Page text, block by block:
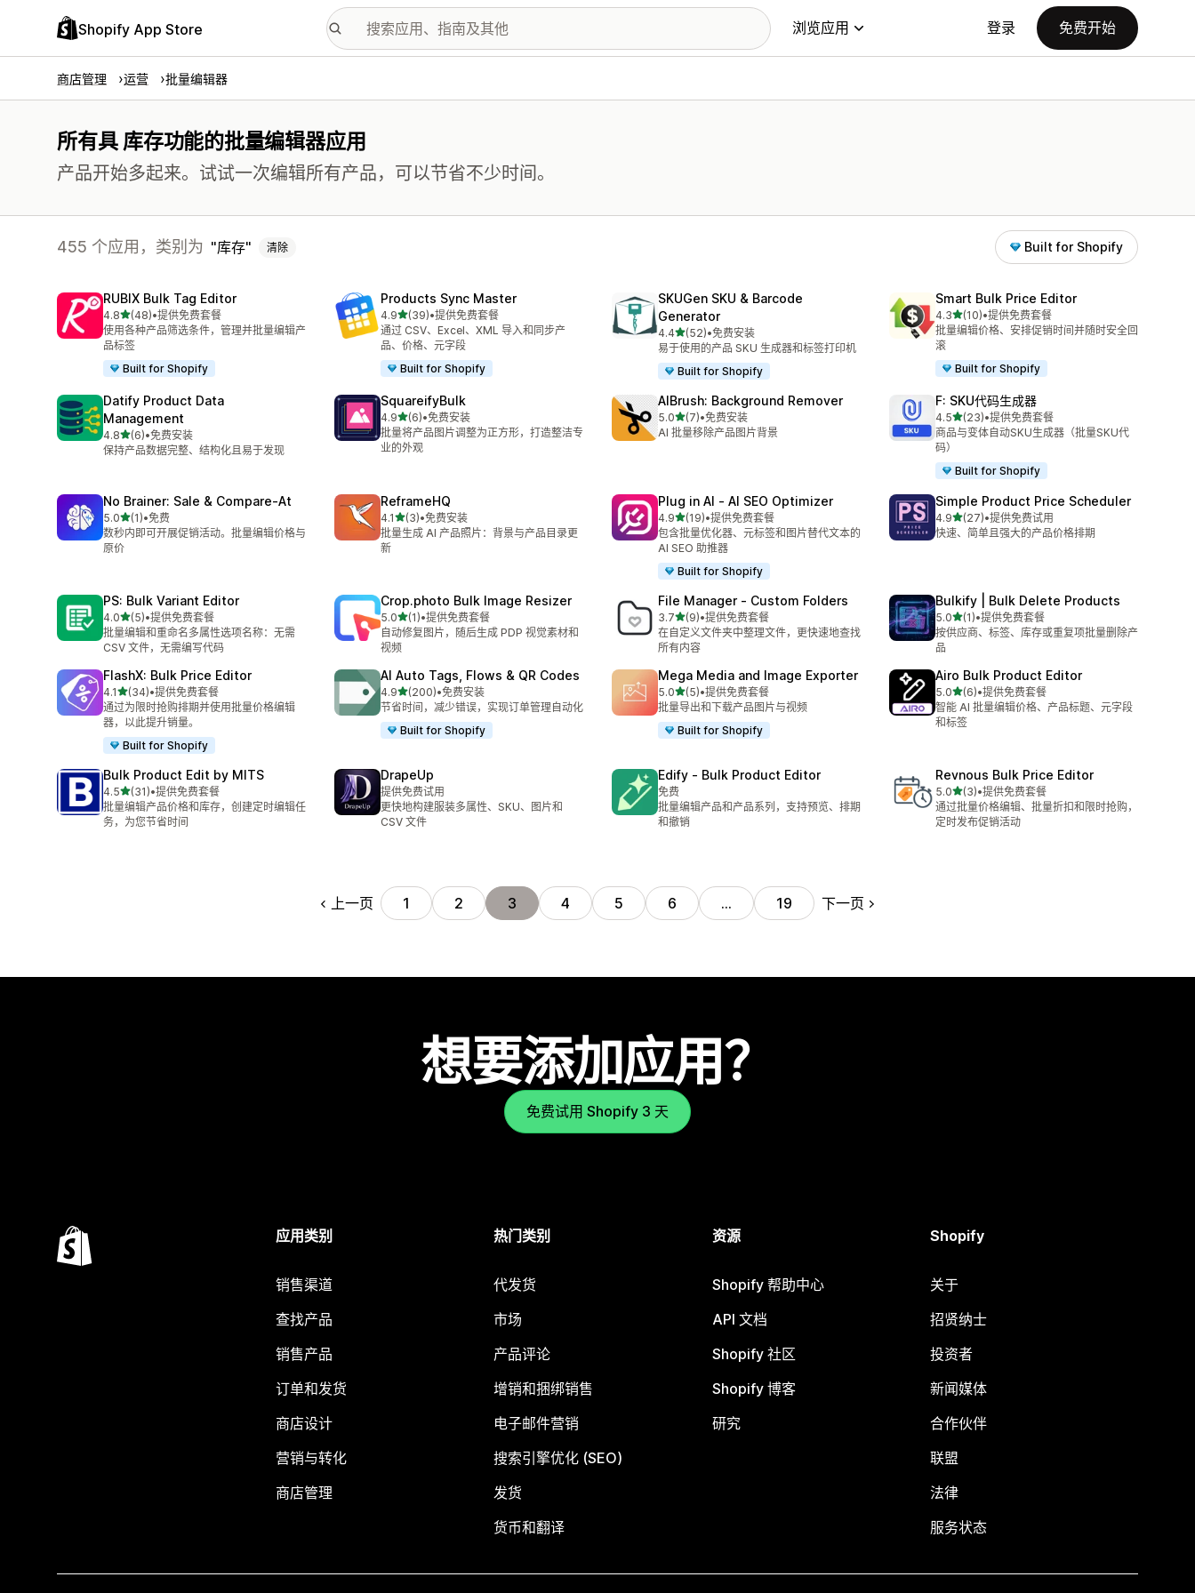
Shopify App Store 浏览应用 登录 免费开始
商店管理 运营 批量编辑器
所有具 库存功能的批量编辑器应用
产品开始多起来。试试一次编辑所有产品，可以节省不少时间。
455 个应用，类别为 库存 清除 Built for Shopify
RUBIX Bulk Tag Editor
4.8星（满分 5 星）
(48)
总共 48 条评论
•提供免费套餐
使用各种产品筛选条件，管理并批量编辑产
品标签
Built for Shopify
Products Sync Master
4.9星（满分 5 星）
(39)
总共 39 条评论
•提供免费套餐
通过 CSV、Excel、XML 导入和同步产
品、价格、元字段
Built for Shopify
SKUGen SKU & Barcode
Generator
4.4星（满分 5 星）
(52)
总共 52 条评论
•免费安装
易于使用的产品 SKU 生成器和标签打印机
Built for Shopify
Smart Bulk Price Editor
4.3星（满分 5 星）
(10)
总共 10 条评论
•提供免费套餐
批量编辑价格、安排促销时间并随时安全回
滚
Built for Shopify
Datify Product Data
Management
4.8星（满分 5 星）
(6)
总共 6 条评论
•免费安装
保持产品数据完整、结构化且易于发现
SquareifyBulk
4.9星（满分 5 星）
(6)
总共 6 条评论
•免费安装
批量将产品图片调整为正方形，打造整洁专
业的外观
AIBrush: Background Remover
5.0星（满分 5 星）
(7)
总共 7 条评论
•免费安装
AI 批量移除产品图片背景
F: SKU代码生成器
4.5星（满分 5 星）
(23)
总共 23 条评论
•提供免费套餐
商品与变体自动SKU生成器（批量SKU代
码）
Built for Shopify
No Brainer: Sale & Compare‑At
5.0星（满分 5 星）
(1)
总共 1 条评论
•免费
数秒内即可开展促销活动。批量编辑价格与
原价
ReframeHQ
4.1星（满分 5 星）
(3)
总共 3 条评论
•免费安装
批量生成 AI 产品照片：背景与产品目录更
新
Plug in AI ‑ AI SEO Optimizer
4.9星（满分 5 星）
(19)
总共 19 条评论
•提供免费套餐
包含批量优化器、元标签和图片替代文本的
AI SEO 助推器
Built for Shopify
Simple Product Price Scheduler
4.9星（满分 5 星）
(27)
总共 27 条评论
•提供免费试用
快速、简单且强大的产品价格排期
PS: Bulk Variant Editor
4.0星（满分 5 星）
(5)
总共 5 条评论
•提供免费套餐
批量编辑和重命名多属性选项名称：无需
CSV 文件，无需编写代码
Crop.photo Bulk Image Resizer
5.0星（满分 5 星）
(1)
总共 1 条评论
•提供免费套餐
自动修复图片，随后生成 PDP 视觉素材和
视频
File Manager ‑ Custom Folders
3.7星（满分 5 星）
(9)
总共 9 条评论
•提供免费套餐
在自定义文件夹中整理文件，更快速地查找
所有内容
Bulkify | Bulk Delete Products
5.0星（满分 5 星）
(1)
总共 1 条评论
•提供免费套餐
按供应商、标签、库存或重复项批量删除产
品
FlashX: Bulk Price Editor
4.1星（满分 5 星）
(34)
总共 34 条评论
•提供免费套餐
通过为限时抢购排期并使用批量价格编辑
器，以此提升销量。
Built for Shopify
AI Auto Tags, Flows & QR Codes
4.9星（满分 5 星）
(200)
总共 200 条评论
•免费安装
节省时间，减少错误，实现订单管理自动化
Built for Shopify
Mega Media and Image Exporter
5.0星（满分 5 星）
(5)
总共 5 条评论
•提供免费套餐
批量导出和下载产品图片与视频
Built for Shopify
Airo Bulk Product Editor
5.0星（满分 5 星）
(6)
总共 6 条评论
•提供免费套餐
智能 AI 批量编辑价格、产品标题、元字段
和标签
Bulk Product Edit by MITS
4.5星（满分 5 星）
(31)
总共 31 条评论
•提供免费套餐
批量编辑产品价格和库存，创建定时编辑任
务，为您节省时间
DrapeUp
提供免费试用
更快地构建服装多属性、SKU、图片和
CSV 文件
Edify ‑ Bulk Product Editor
免费
批量编辑产品和产品系列，支持预览、排期
和撤销
Revnous Bulk Price Editor
5.0星（满分 5 星）
(3)
总共 3 条评论
•提供免费套餐
通过批量价格编辑、批量折扣和限时抢购，
定时发布促销活动
上一页 1 2 3 4 5 6 … 19 下一页
想要添加应用？
免费试用 Shopify 3 天
应用类别
销售渠道
查找产品
销售产品
订单和发货
商店设计
营销与转化
商店管理
热门类别
代发货
市场
产品评论
增销和捆绑销售
电子邮件营销
搜索引擎优化 (SEO)
发货
货币和翻译
资源
Shopify 帮助中心
API 文档
Shopify 社区
Shopify 博客
研究
Shopify
关于
招贤纳士
投资者
新闻媒体
合作伙伴
联盟
法律
服务状态